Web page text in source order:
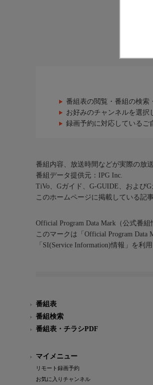
番組表の閲覧・番組の検索
お好みのチャンネルを選択
録画予約に対応しているご
番組内容、放送時間などが実際の放
番組データ提供元：IPG Inc.
TiVo、Gガイド、G-GUIDE、および
このホームページに掲載している記
Official Program Data Mark（公式番組
このマークは「Official Program
「SI(Service Information)情報」を利
番組表
番組検索
番組表・チラシPDF
マイメニュー
リモート録画予約
お気に入りチャンネル